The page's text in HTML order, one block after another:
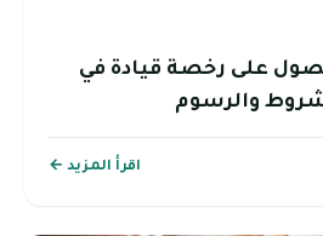
على رخصة قيادة في
والرسوم
اقرأ المزيد ←